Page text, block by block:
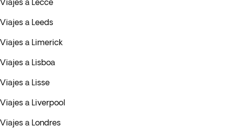
Viajes a Lecce
Viajes a Leeds
Viajes a Limerick
Viajes a Lisboa
Viajes a Lisse
Viajes a Liverpool
Viajes a Londres